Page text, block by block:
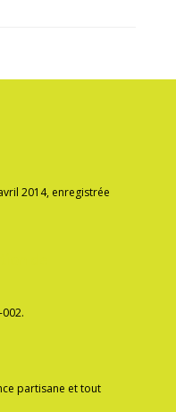
2014, enregistrée
partisane et tout